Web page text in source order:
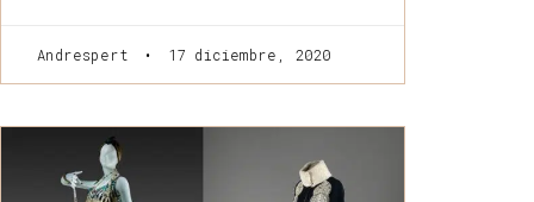
Andrespert 17 diciembre, 2020